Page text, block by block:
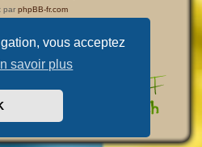
vous acceptez
savoir plus
par phpBB-fr.com